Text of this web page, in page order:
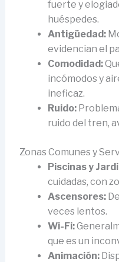
fuerte y
huéspedes.
Antigüedad:
evidencian el
Comodidad:
incómodos y
ineficaz.
Ruido:
ruido del tren,
Zonas Comunes y
Piscinas y
cuidadas, con
Ascensores:
veces lentos.
Wi-Fi:
que es un
Animación: